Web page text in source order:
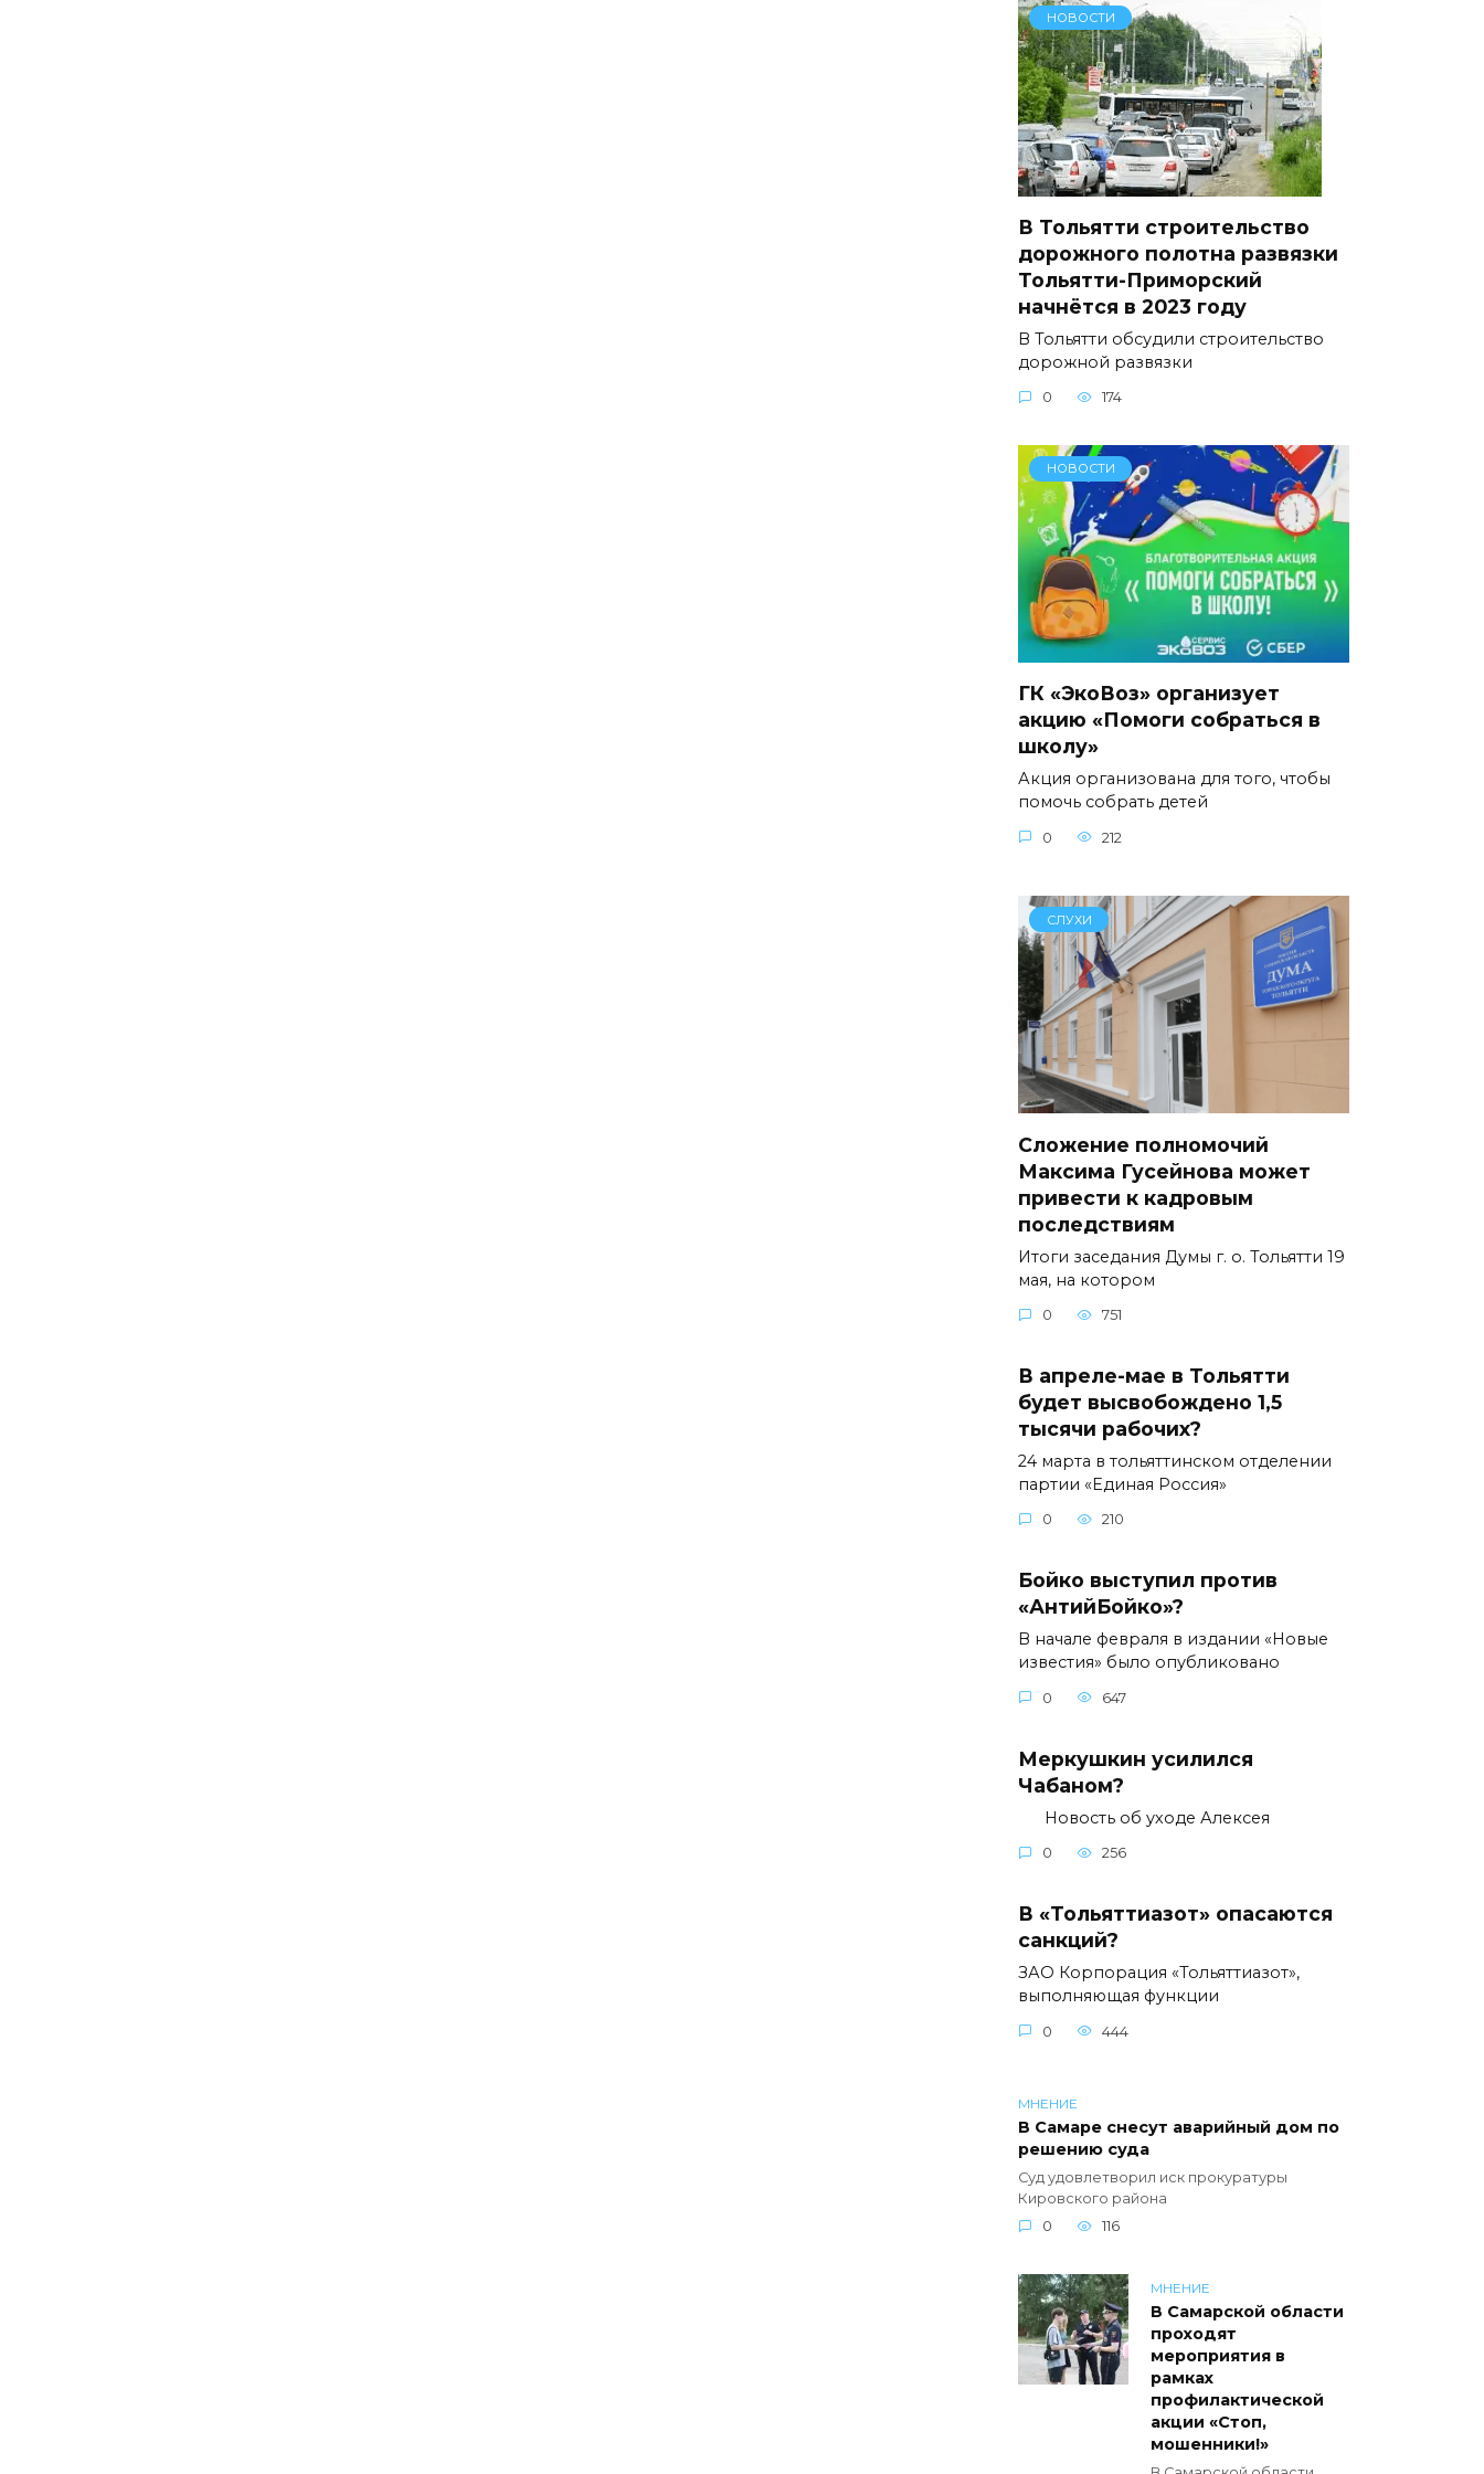
НОВОСТИ
В Тольятти строительство
дорожного полотна развязки
Тольятти-Приморский
начнётся в 2023 году
В Тольятти обсудили строительство
дорожной развязки
0 174
НОВОСТИ
ГК «ЭкоВоз» организует
акцию «Помоги собраться в
школу»
Акция организована для того, чтобы
помочь собрать детей
0 212
СЛУХИ
Сложение полномочий
Максима Гусейнова может
привести к кадровым
последствиям
Итоги заседания Думы г. о. Тольятти 19
мая, на котором
0 751
В апреле-мае в Тольятти
будет высвобождено 1,5
тысячи рабочих?
24 марта в тольяттинском отделении
партии «Единая Россия»
0 210
Бойко выступил против
«АнтийБойко»?
В начале февраля в издании «Новые
известия» было опубликовано
0 647
Меркушкин усилился
Чабаном?
Новость об уходе Алексея
0 256
В «Тольяттиазот» опасаются
санкций?
ЗАО Корпорация «Тольяттиазот»,
выполняющая функции
0 444
МНЕНИЕ
В Самаре снесут аварийный дом по
решению суда
Суд удовлетворил иск прокуратуры
Кировского района
0
116
МНЕНИЕ
В Самарской области
проходят
мероприятия в
рамках
профилактической
акции «Стоп,
мошенники!»